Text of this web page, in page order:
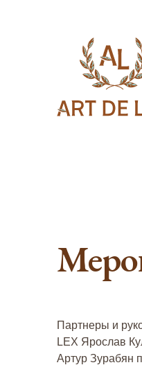
Партнеры и
LEX Ярослав
Артур Зурабян